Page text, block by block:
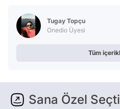
Tugay Topçu
Onedio Üyesi
Tüm
Sana Özel